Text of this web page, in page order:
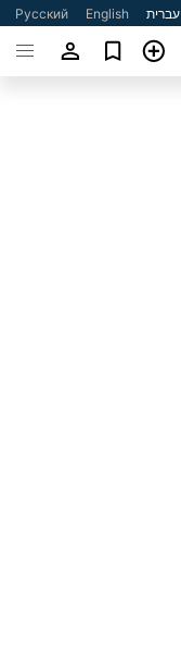
עברית English
Русский